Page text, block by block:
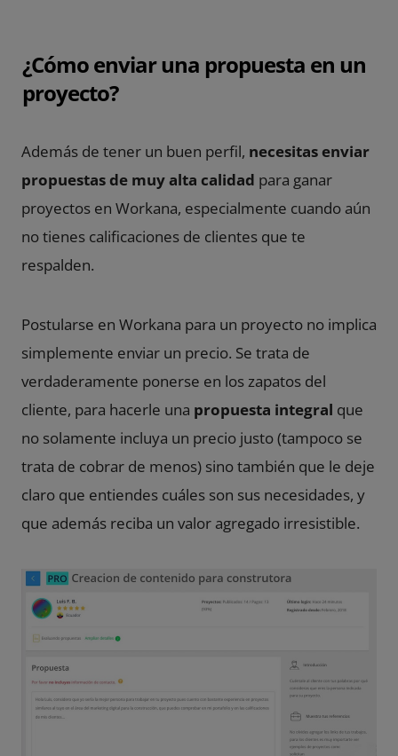
¿Cómo enviar una propuesta en un
proyecto?
Además de tener un buen perfil, necesitas enviar
propuestas de muy alta calidad para ganar
proyectos en Workana, especialmente cuando aún
no tienes calificaciones de clientes que te
respalden.
Postularse en Workana para un proyecto no implica
simplemente enviar un precio. Se trata de
verdaderamente ponerse en los zapatos del
cliente, para hacerle una propuesta integral que
no solamente incluya un precio justo (tampoco se
trata de cobrar de menos) sino también que le deje
claro que entiendes cuáles son sus necesidades, y
que además reciba un valor agregado irresistible.